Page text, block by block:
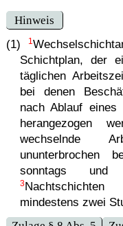
Hinweis
(1)
1
Schichtplan, der
täglichen
bei denen
nach Ablauf
herangezogen
wechselnde
ununterbrochen
sonntags und
3
mindestens zwei